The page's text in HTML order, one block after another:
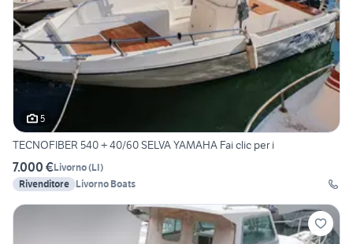
5
TECNOFIBER 540 + 40/60 SELVA YAMAHA Fai clic per i
7.000 €Livorno(LI)
Rivenditore Livorno Boats